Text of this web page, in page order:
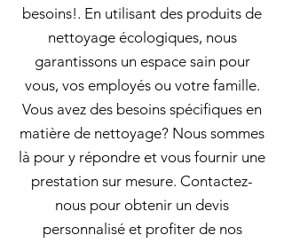
besoins!. En utilisant des produits de
nettoyage écologiques, nous
garantissons un espace sain pour
vous, vos employés ou votre famille.
Vous avez des besoins spécifiques en
matière de nettoyage? Nous sommes
là pour y répondre et vous fournir une
prestation sur mesure. Contactez-
nous pour obtenir un devis
personnalisé et profiter de nos